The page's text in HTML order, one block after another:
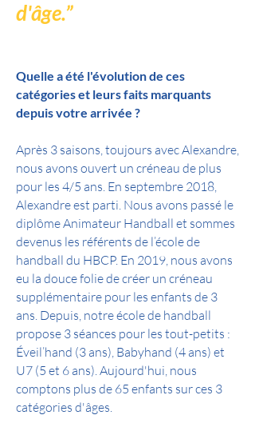
d'âge.”
Quelle a été l'évolution de ces
catégories et leurs faits marquants
depuis votre arrivée ?
Après 3 saisons, toujours avec Alexandre,
nous avons ouvert un créneau de plus
pour les 4/5 ans. En septembre 2018,
Alexandre est parti. Nous avons passé le
diplôme Animateur Handball et sommes
devenus les référents de l’école de
handball du HBCP. En 2019, nous avons
eu la douce folie de créer un créneau
supplémentaire pour les enfants de 3
ans. Depuis, notre école de handball
propose 3 séances pour les tout-petits :
Éveil’hand (3 ans), Babyhand (4 ans) et
U7 (5 et 6 ans). Aujourd'hui, nous
comptons plus de 65 enfants sur ces 3
catégories d'âges.